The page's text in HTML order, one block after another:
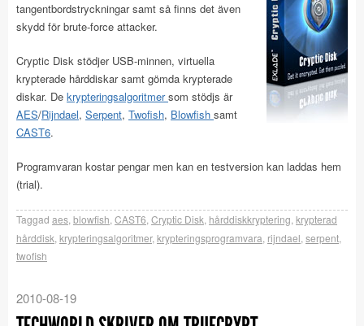
tangentbordstryckningar samt så finns det även
skydd för brute-force attacker.
Cryptic Disk stödjer USB-minnen, virtuella
krypterade hårddiskar samt gömda krypterade
diskar. De krypteringsalgoritmersom stödjs är
AES/Rijndael, Serpent, Twofish, Blowfish samt
CAST6.
Programvaran kostar pengar men kan en testversion kan laddas hem
(trial).
Taggad aes blowfish CAST6 Cryptic Disk hårddiskkryptering krypterad
hårddisk krypteringsalgoritmer, krypteringsprogramvara rijndael serpent
twofish
2010-08-19